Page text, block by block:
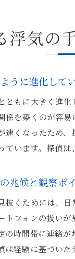
浮気の
うに進化して
ともに大きく進
係を築くのが容
速くなったため
ています。探偵
兆候と観察ポ
抜くためには、
トフォンの扱い
の時間帯に連絡
は経験に基づい